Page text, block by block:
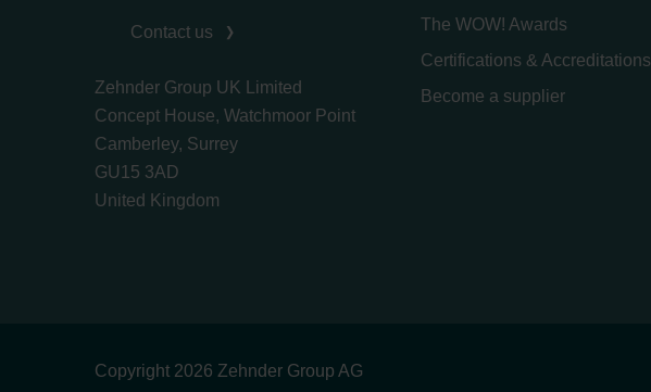
Contact us
Zehnder Group UK Limited
Concept House, Watchmoor Point
Camberley, Surrey
GU15 3AD
​​​​​​​United Kingdom
The WOW! Awards
Certifications & Accreditations
Become a supplier
Copyright 2026 Zehnder Group AG